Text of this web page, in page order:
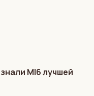
MI6 лучшей